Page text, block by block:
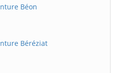
Béon
Béréziat